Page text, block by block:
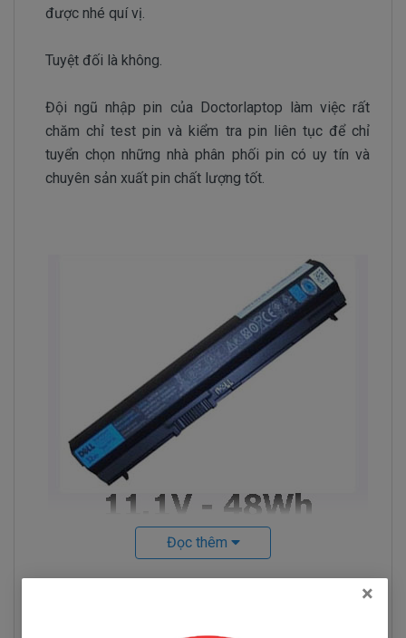
được nhé quí vị.
Tuyệt đối là không.
Đội ngũ nhập pin của Doctorlaptop làm việc rất
chăm chỉ test pin và kiểm tra pin liên tục để chỉ
tuyển chọn những nhà phân phối pin có uy tín và
chuyên sản xuất pin chất lượng tốt.
Đọc thêm
×